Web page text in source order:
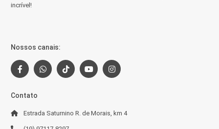
incrível!
Nossos canais:
Contato
Estrada Saturnino R. de Morais, km 4